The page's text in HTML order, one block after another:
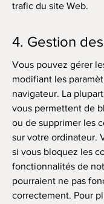
trafic du site Web.
4. Gestion
Vous pouvez gérer
modifiant les
navigateur. La
vous permettent de
ou de supprimer les
sur votre ordinateur.
si vous bloquez les
fonctionnalités de
pourraient ne pas
correctement. Pour